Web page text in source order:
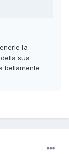
la
sua
bellamente